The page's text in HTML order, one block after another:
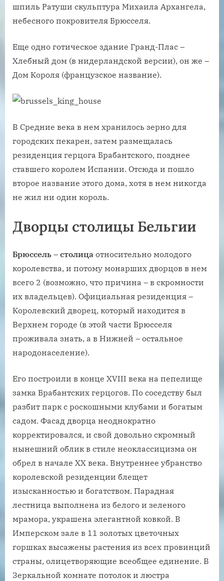
шпиль Ратуши скульптура Михаила Архангела,
небесного покровителя Брюсселя.
Еще одно готическое здание Гранд-Плас –
Хлебный дом (в нидерландской версии), он же –
Дом Короля (французское название).
В Средние века в нем хранилось зерно для
городских пекарен, затем размещалась
резиденция герцога Брабантского, позднее
ставшего королем Испании. Отсюда и пошло
второе название этого дома, хотя в нем никогда
не жил ни один король.
Дворцы столицы Бельгии
Брюссель – столица относительно молодого
королевства, и потому монарших дворцов в нем
всего 2 (возможно, что причина – в скромности
их владельцев). Официальная резиденция –
Королевский дворец, который находится в
Верхнем городе (в этой части Брюсселя
проживала знать, а в Нижней – остальное
народонаселение).
Его построили в конце XVIII века на пепелище
замка Брабантских герцогов. По соседству был
разбит парк с роскошными клубами и богатым
садом. Фасад дворца неоднократно
корректировался, и свой довольно скромный
нынешний облик в стиле неоклассицизма он
обрел в начале XX века. Внутреннее убранство
королевской резиденции блещет
изысканностью и богатством. Парадная
лестница выполнена из белого и зеленого
мрамора, украшена элегантной ковкой. В
Имперском зале в 11 золотых цветочных
горшках высажены растения из всех провинций
страны, олицетворяющие всеобщее единение. В
Зеркальной комнате потолок и люстра